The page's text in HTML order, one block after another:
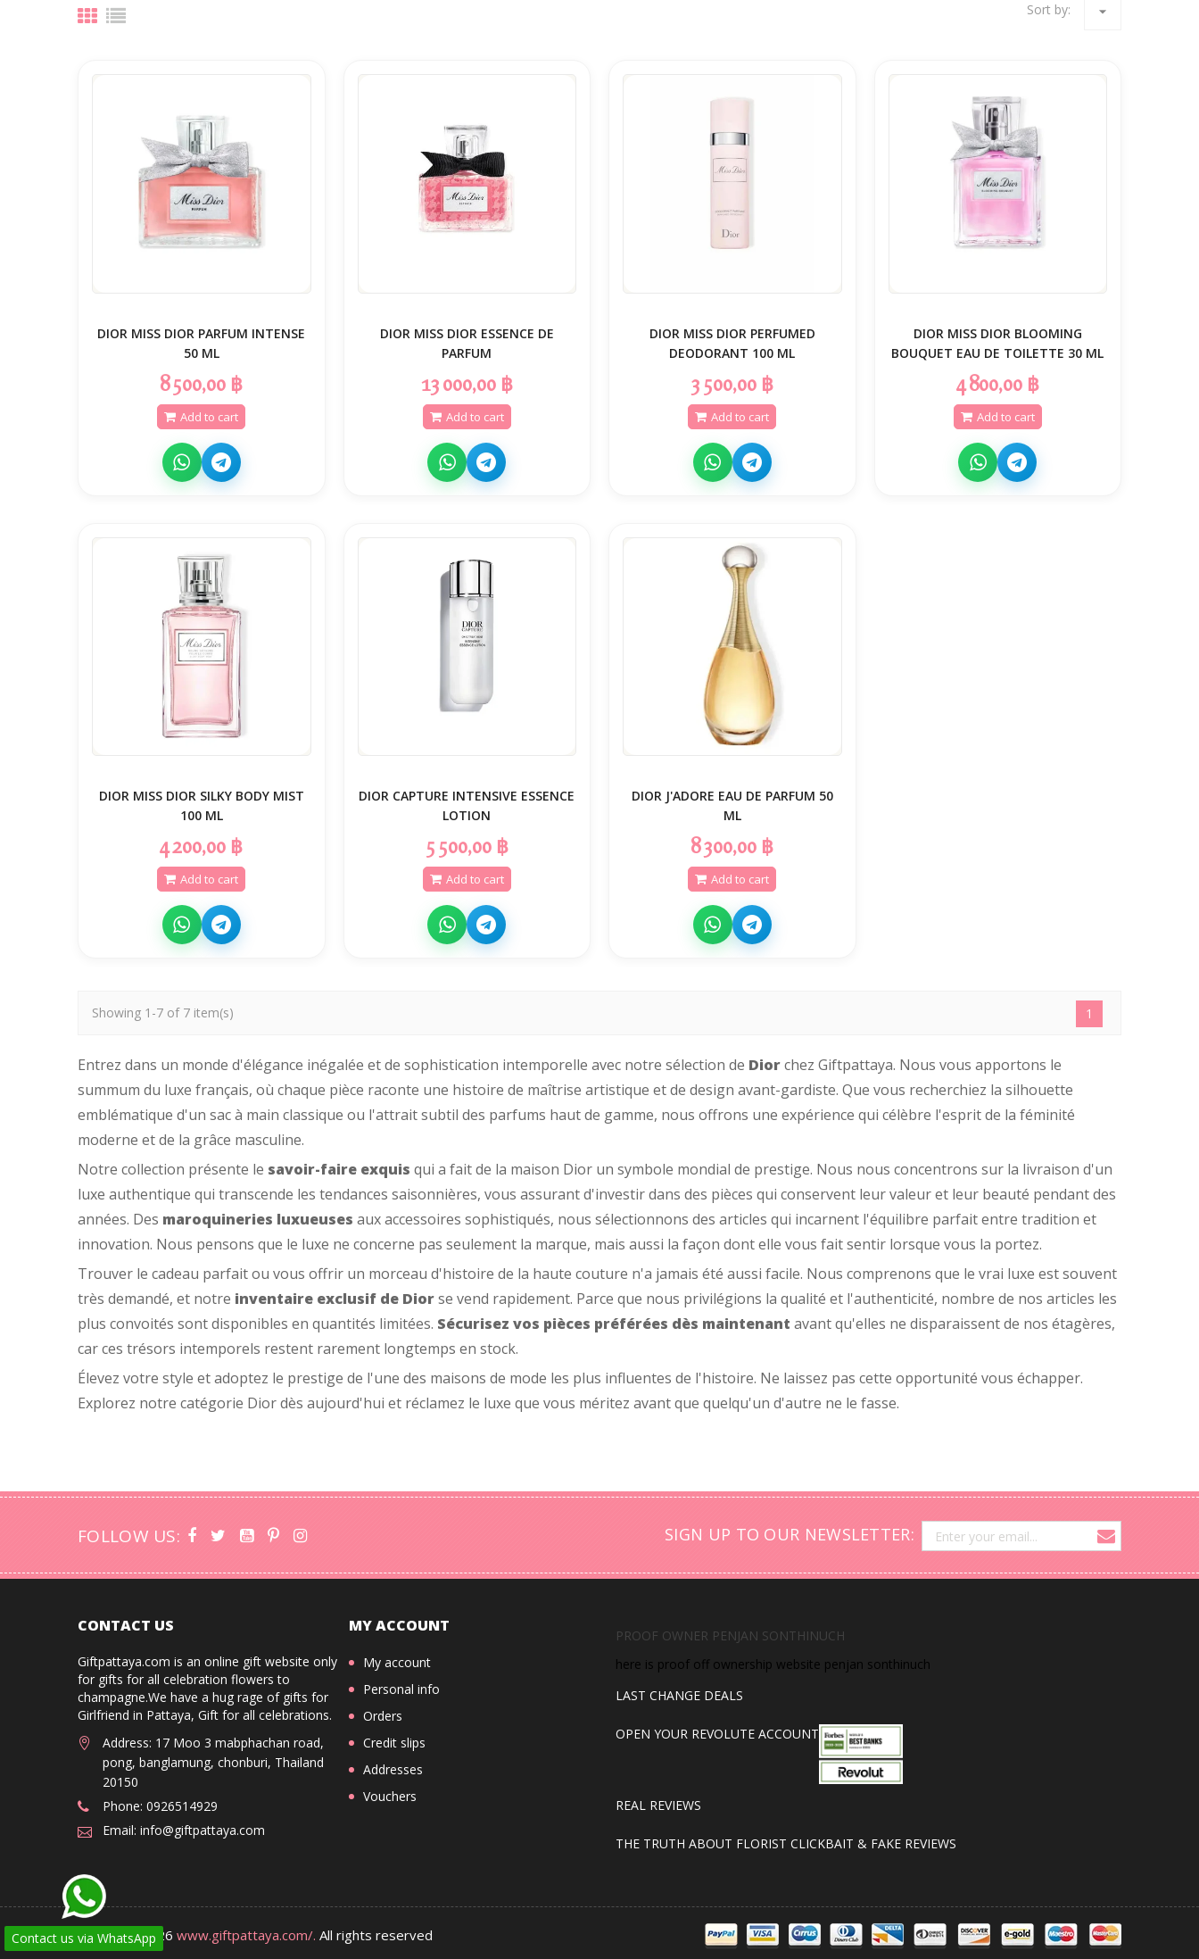
Sort by: arrow_drop_down
DIOR MISS DIOR PARFUM INTENSE
50 ML
8 500,00 ฿
Add to cart
DIOR MISS DIOR ESSENCE DE
PARFUM
13 000,00 ฿
Add to cart
DIOR MISS DIOR PERFUMED
DEODORANT 100 ML
3 500,00 ฿
Add to cart
DIOR MISS DIOR BLOOMING
BOUQUET EAU DE TOILETTE 30 ML
4 800,00 ฿
Add to cart
DIOR MISS DIOR SILKY BODY MIST
100 ML
4 200,00 ฿
Add to cart
DIOR CAPTURE INTENSIVE ESSENCE
LOTION
5 500,00 ฿
Add to cart
DIOR J'ADORE EAU DE PARFUM 50
ML
8 300,00 ฿
Add to cart
Showing 1-7 of 7 item(s) 1
Entrez dans un monde d'élégance inégalée et de sophistication intemporelle avec notre sélection de Diorchez Giftpattaya. Nous vous apportons le
summum du luxe français, où chaque pièce raconte une histoire de maîtrise artistique et de design avant-gardiste. Que vous recherchiez la silhouette
emblématique d'un sac à main classique ou l'attrait subtil des parfums haut de gamme, nous offrons une expérience qui célèbre l'esprit de la féminité
moderne et de la grâce masculine.
Notre collection présente le savoir-faire exquis qui a fait de la maison Dior un symbole mondial de prestige. Nous nous concentrons sur la livraison d'un
luxe authentique qui transcende les tendances saisonnières, vous assurant d'investir dans des pièces qui conservent leur valeur et leur beauté pendant des
années. Des maroquineries luxueuses aux accessoires sophistiqués, nous sélectionnons des articles qui incarnent l'équilibre parfait entre tradition et
innovation. Nous pensons que le luxe ne concerne pas seulement la marque, mais aussi la façon dont elle vous fait sentir lorsque vous la portez.
Trouver le cadeau parfait ou vous offrir un morceau d'histoire de la haute couture n'a jamais été aussi facile. Nous comprenons que le vrai luxe est souvent
très demandé, et notre inventaire exclusif de Diorse vend rapidement. Parce que nous privilégions la qualité et l'authenticité, nombre de nos articles les
plus convoités sont disponibles en quantités limitées. Sécurisez vos pièces préférées dès maintenant avant qu'elles ne disparaissent de nos étagères,
car ces trésors intemporels restent rarement longtemps en stock.
Élevez votre style et adoptez le prestige de l'une des maisons de mode les plus influentes de l'histoire. Ne laissez pas cette opportunité vous échapper.
Explorez notre catégorie Dior dès aujourd'hui et réclamez le luxe que vous méritez avant que quelqu'un d'autre ne le fasse.
SIGN UP TO OUR NEWSLETTER:
FOLLOW US:
CONTACT US
Giftpattaya.com is an online gift website only
for gifts for all celebration flowers to
champagne.We have a hug rage of gifts for
Girlfriend in Pattaya, Gift for all celebrations.
Address: 17 Moo 3 mabphachan road,
pong, banglamung, chonburi, Thailand
20150
Phone: 0926514929
Email: info@giftpattaya.com
MY ACCOUNT
My account
Personal info
Orders
Credit slips
Addresses
Vouchers
PROOF OWNER PENJAN SONTHINUCH
here is proof off ownership website penjan sonthinuch
LAST CHANGE DEALS
OPEN YOUR REVOLUTE ACCOUNT
REAL REVIEWS
THE TRUTH ABOUT FLORIST CLICKBAIT & FAKE REVIEWS
Contact us via WhatsApp
Copyright 2026 www.giftpattaya.com/. All rights reserved